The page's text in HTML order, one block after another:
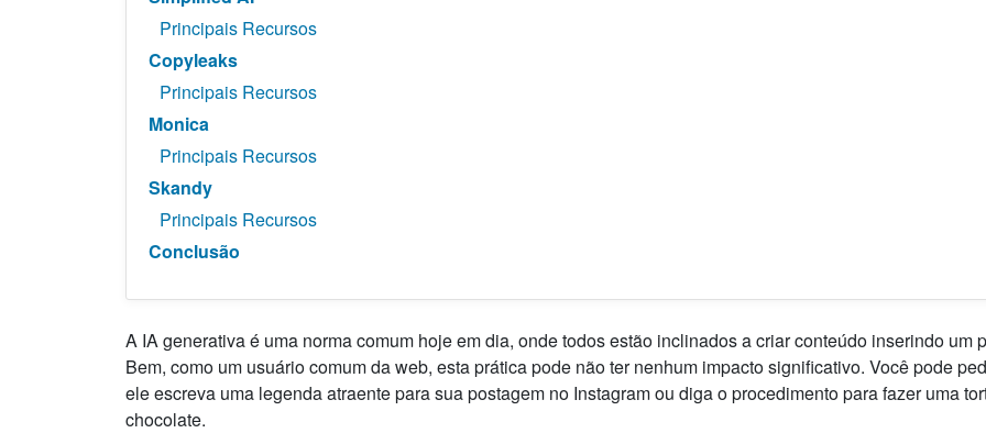
Principais Recursos
Copyleaks
Principais Recursos
Monica
Principais Recursos
Skandy
Principais Recursos
Conclusão
A IA generativa é uma norma comum hoje em dia, onde todos estão inclinados a criar conteúdo inserindo um
Bem, como um usuário comum da web, esta prática pode não ter nenhum impacto significativo. Você pode
ele escreva uma legenda atraente para sua postagem no Instagram ou diga o procedimento para fazer uma
chocolate.